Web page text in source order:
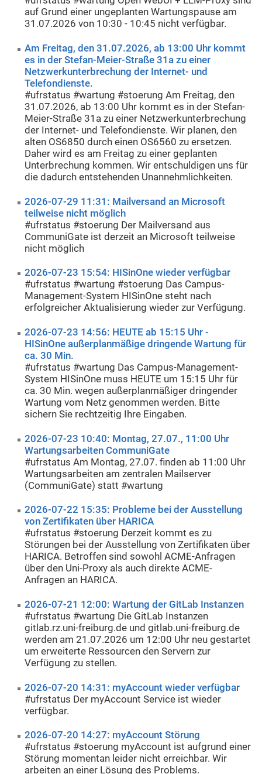
auf Grund einer ungeplanten Wartungspause am
31.07.2026 von 10:30 - 10:45 nicht verfügbar.
Am Freitag, den 31.07.2026, ab 13:00 Uhr kommt
es in der Stefan-Meier-Straße 31a zu einer
Netzwerkunterbrechung der Internet- und
Telefondienste.
#ufrstatus #wartung #stoerung Am Freitag, den
31.07.2026, ab 13:00 Uhr kommt es in der Stefan-
Meier-Straße 31a zu einer Netzwerkunterbrechung
der Internet- und Telefondienste. Wir planen, den
alten OS6850 durch einen OS6560 zu ersetzen.
Daher wird es am Freitag zu einer geplanten
Unterbrechung kommen. Wir entschuldigen uns für
die dadurch entstehenden Unannehmlichkeiten.
2026-07-29 11:31: Mailversand an Microsoft
teilweise nicht möglich
#ufrstatus #stoerung Der Mailversand aus
CommuniGate ist derzeit an Microsoft teilweise
nicht möglich
2026-07-23 15:54: HISinOne wieder verfügbar
#ufrstatus #wartung #stoerung Das Campus-
Management-System HISinOne steht nach
erfolgreicher Aktualisierung wieder zur Verfügung.
2026-07-23 14:56: HEUTE ab 15:15 Uhr -
HISinOne außerplanmäßige dringende Wartung für
ca. 30 Min.
#ufrstatus #wartung Das Campus-Management-
System HISinOne muss HEUTE um 15:15 Uhr für
ca. 30 Min. wegen außerplanmäßiger dringender
Wartung vom Netz genommen werden. Bitte
sichern Sie rechtzeitig Ihre Eingaben.
2026-07-23 10:40: Montag, 27.07., 11:00 Uhr
Wartungsarbeiten CommuniGate
#ufrstatus Am Montag, 27.07. finden ab 11:00 Uhr
Wartungsarbeiten am zentralen Mailserver
(CommuniGate) statt #wartung
2026-07-22 15:35: Probleme bei der Ausstellung
von Zertifikaten über HARICA
#ufrstatus #stoerung Derzeit kommt es zu
Störungen bei der Ausstellung von Zertifikaten über
HARICA. Betroffen sind sowohl ACME-Anfragen
über den Uni-Proxy als auch direkte ACME-
Anfragen an HARICA.
2026-07-21 12:00: Wartung der GitLab Instanzen
#ufrstatus #wartung Die GitLab Instanzen
gitlab.rz.uni-freiburg.de und gitlab.uni-freiburg.de
werden am 21.07.2026 um 12:00 Uhr neu gestartet
um erweiterte Ressourcen den Servern zur
Verfügung zu stellen.
2026-07-20 14:31: myAccount wieder verfügbar
#ufrstatus Der myAccount Service ist wieder
verfügbar.
2026-07-20 14:27: myAccount Störung
#ufrstatus #stoerung myAccount ist aufgrund einer
Störung momentan leider nicht erreichbar. Wir
arbeiten an einer Lösung des Problems.